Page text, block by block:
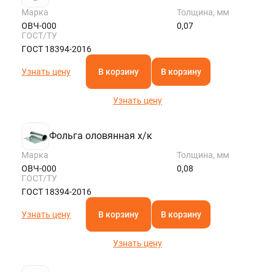
Марка
ОВЧ-000
Толщина, мм
0,07
ГОСТ/ТУ
ГОСТ 18394-2016
Узнать цену В корзину В корзину
Узнать цену
Фольга оловянная х/к
Марка
ОВЧ-000
Толщина, мм
0,08
ГОСТ/ТУ
ГОСТ 18394-2016
Узнать цену В корзину В корзину
Узнать цену